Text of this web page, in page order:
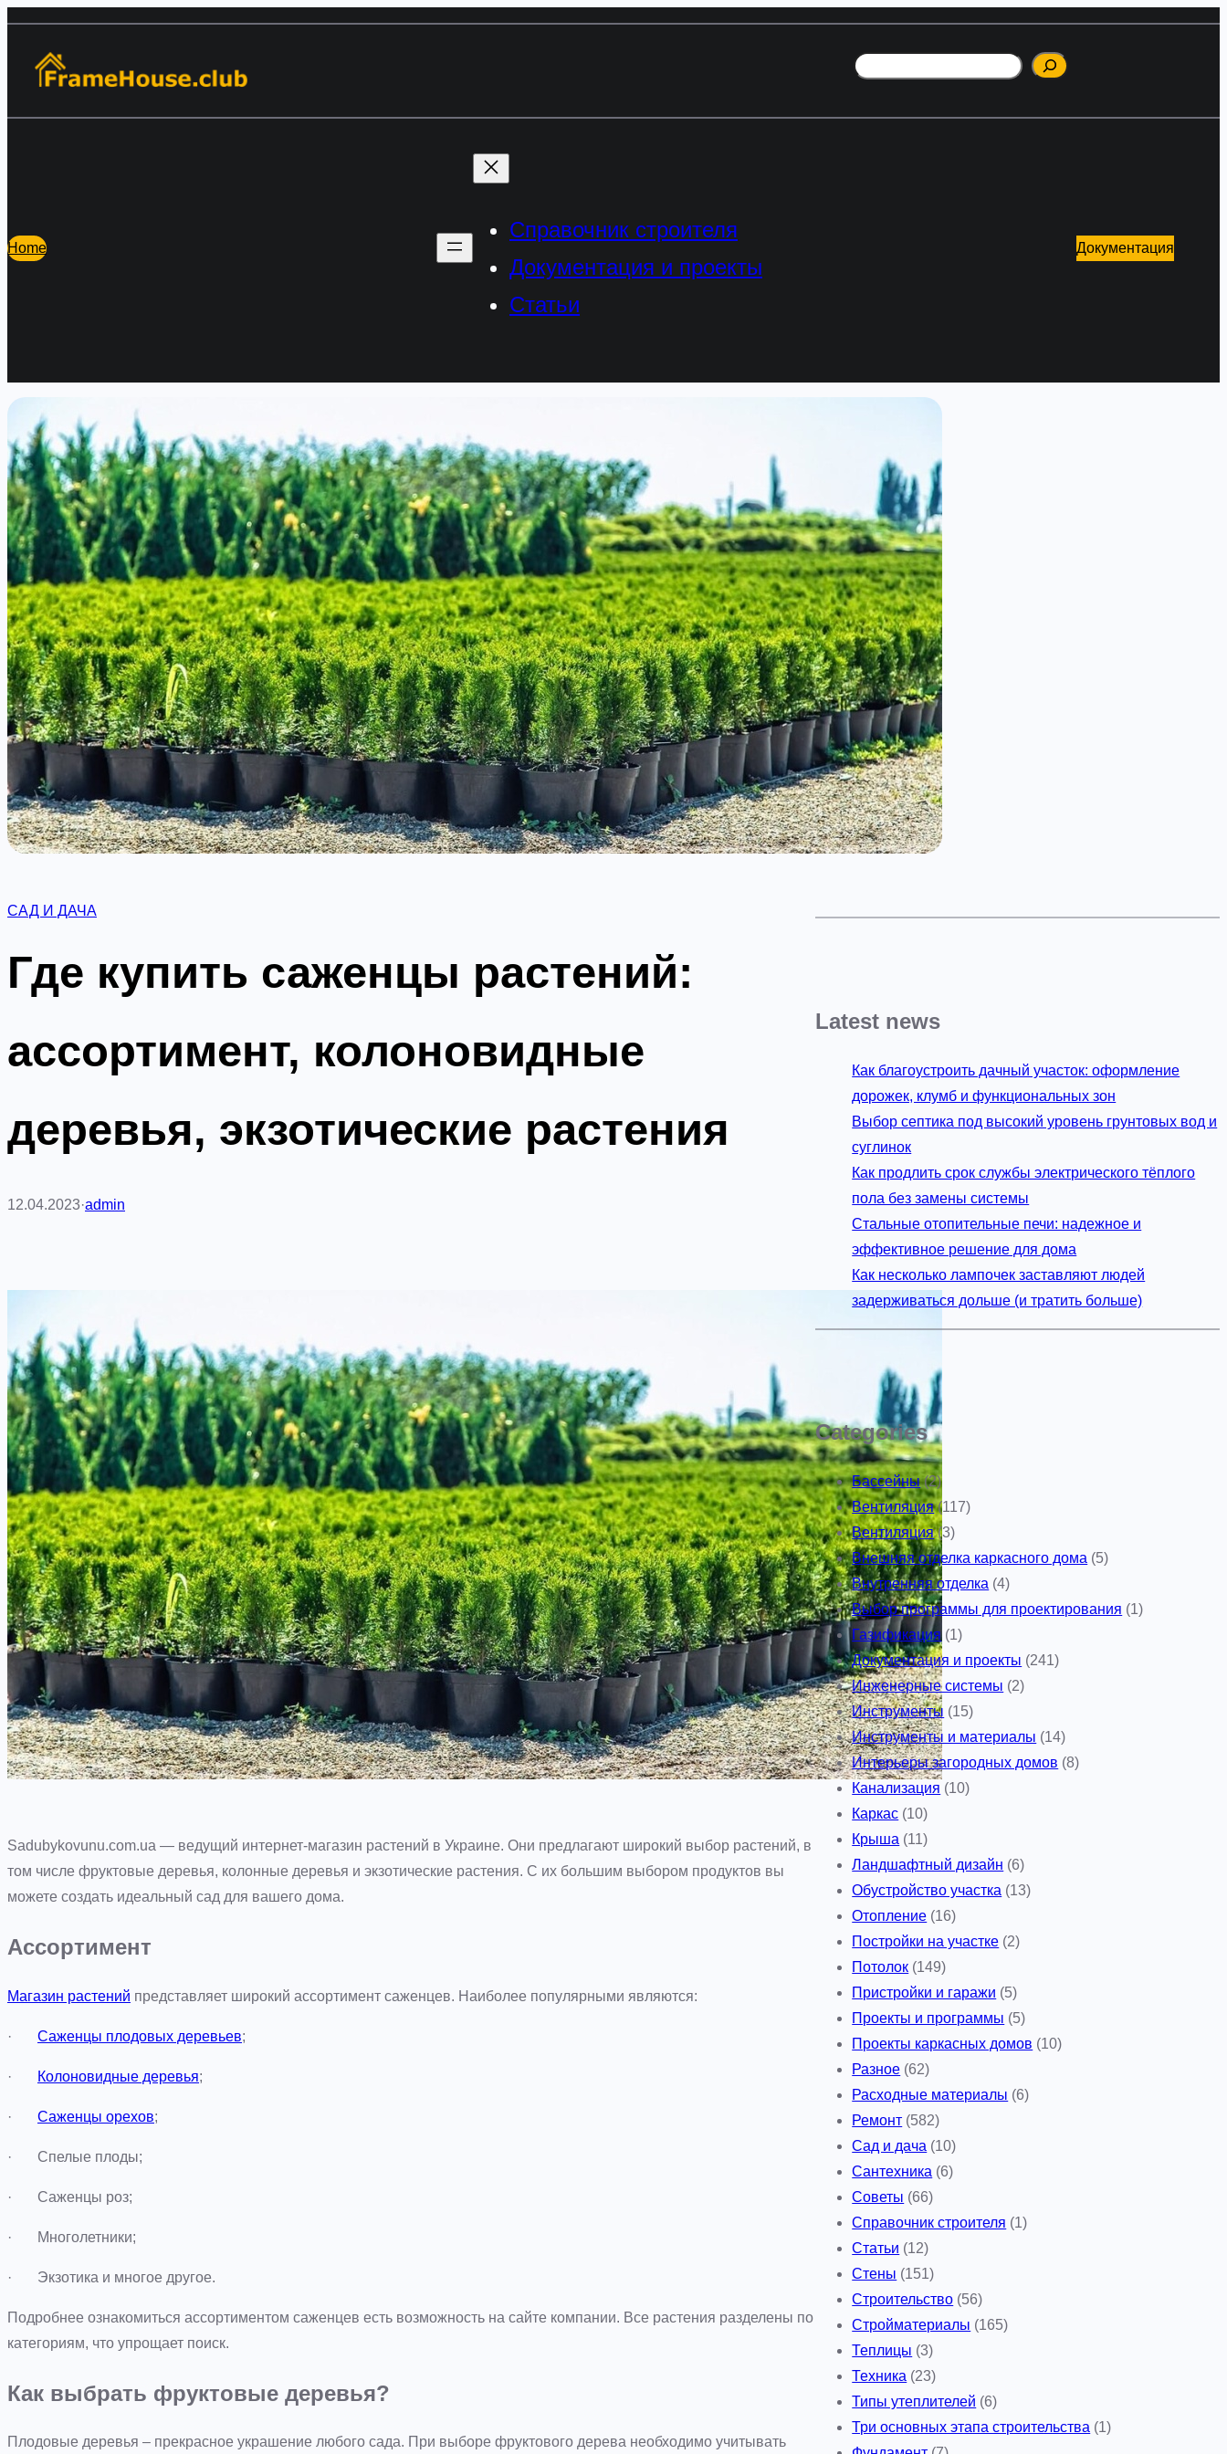
содержимому
Поиск
Home
Справочник строителя
Документация и проекты
Статьи
Документация
САД И ДАЧА
Где купить саженцы растений:
ассортимент, колоновидные
деревья, экзотические растения
12.04.2023·admin
Sadubykovunu.com.ua — ведущий интернет-магазин растений в Украине. Они предлагают широкий выбор растений, в
том числе фруктовые деревья, колонные деревья и экзотические растения. С их большим выбором продуктов вы
можете создать идеальный сад для вашего дома.
Ассортимент
Магазин растений представляет широкий ассортимент саженцев. Наиболее популярными являются:
· Саженцы плодовых деревьев;
· Колоновидные деревья;
· Саженцы орехов;
· Спелые плоды;
· Саженцы роз;
· Многолетники;
· Экзотика и многое другое.
Подробнее ознакомиться ассортиментом саженцев есть возможность на сайте компании. Все растения разделены по
категориям, что упрощает поиск.
Как выбрать фруктовые деревья?
Плодовые деревья – прекрасное украшение любого сада. При выборе фруктового дерева необходимо учитывать
Latest news
Как благоустроить дачный участок: оформление
дорожек, клумб и функциональных зон
Выбор септика под высокий уровень грунтовых вод и
суглинок
Как продлить срок службы электрического тёплого
пола без замены системы
Стальные отопительные печи: надежное и
эффективное решение для дома
Как несколько лампочек заставляют людей
задерживаться дольше (и тратить больше)
Categories
Бассейны(2)
Вентиляция(117)
Вентиляция(3)
Внешняя отделка каркасного дома (5)
Внутренняя отделка (4)
Выбор программы для проектирования (1)
Газификация(1)
Документация и проекты (241)
Инженерные системы (2)
Инструменты (15)
Инструменты и материалы (14)
Интерьеры загородных домов (8)
Канализация (10)
Каркас (10)
Крыша (11)
Ландшафтный дизайн (6)
Обустройство участка (13)
Отопление (16)
Постройки на участке (2)
Потолок (149)
Пристройки и гаражи (5)
Проекты и программы (5)
Проекты каркасных домов (10)
Разное (62)
Расходные материалы (6)
Ремонт (582)
Сад и дача (10)
Сантехника (6)
Советы (66)
Справочник строителя (1)
Статьи (12)
Стены (151)
Строительство (56)
Стройматериалы (165)
Теплицы (3)
Техника (23)
Типы утеплителей (6)
Три основных этапа строительства (1)